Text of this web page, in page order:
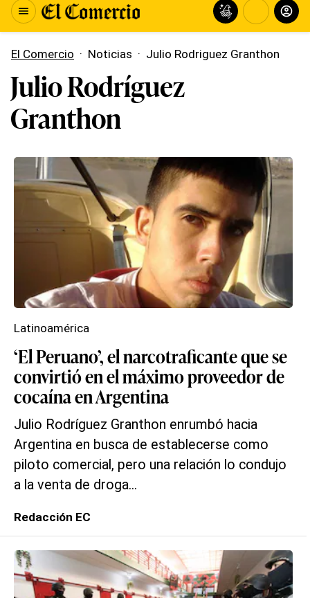
El Comercio · Noticias · Julio Rodriguez Granthon
Julio Rodríguez
Granthon
‘El Peruano’, el narcotraficante que se
convirtió en el máximo proveedor de
cocaína en Argentina
Julio Rodríguez Granthon enrumbó hacia
Argentina en busca de establecerse como
piloto comercial, pero una relación lo condujo
a la venta de droga...
Latinoamérica
Redacción EC